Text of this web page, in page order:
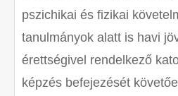
pszichikai és fizikai
tanulmányok alatt is havi
érettségivel rendelkező
képzés befejezését